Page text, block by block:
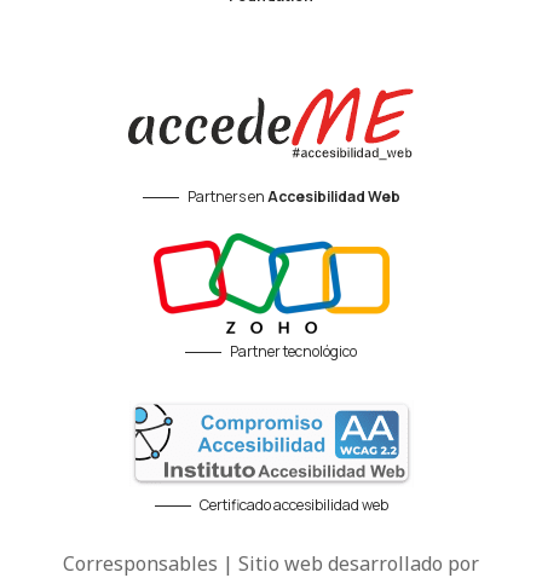
Partners enAccesibilidad Web
Partner tecnológico
Certificado accesibilidad web
Corresponsables | Sitio web desarrollado por